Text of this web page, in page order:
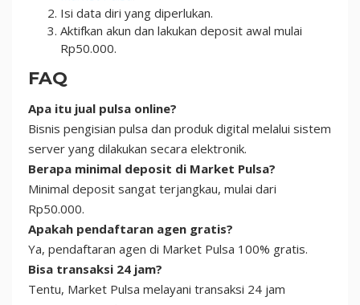
Isi data diri yang diperlukan.
Aktifkan akun dan lakukan deposit awal mulai
Rp50.000.
FAQ
Apa itu jual pulsa online?
Bisnis pengisian pulsa dan produk digital melalui sistem
server yang dilakukan secara elektronik.
Berapa minimal deposit di Market Pulsa?
Minimal deposit sangat terjangkau, mulai dari
Rp50.000.
Apakah pendaftaran agen gratis?
Ya, pendaftaran agen di Market Pulsa 100% gratis.
Bisa transaksi 24 jam?
Tentu, Market Pulsa melayani transaksi 24 jam